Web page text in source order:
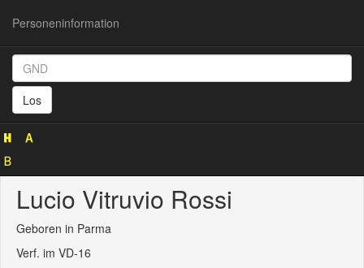
Personeninformation
Los
Personeninformation
1089228082)
Lucio Vitruvio Rossi
Geboren in Parma
Verf. im VD-16